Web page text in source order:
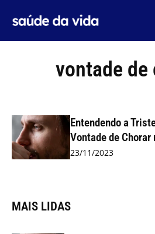
vontade de
Entendendo a
Vontade de
23/11/2023
MAIS LIDAS